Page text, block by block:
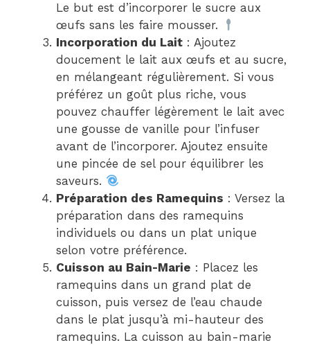
Le but est d’incorporer le sucre aux
œufs sans les faire mousser.
Incorporation du Lait : Ajoutez
doucement le lait aux œufs et au sucre,
en mélangeant régulièrement. Si vous
préférez un goût plus riche, vous
pouvez chauffer légèrement le lait avec
une gousse de vanille pour l’infuser
avant de l’incorporer. Ajoutez ensuite
une pincée de sel pour équilibrer les
saveurs.
Préparation des Ramequins : Versez la
préparation dans des ramequins
individuels ou dans un plat unique
selon votre préférence.
Cuisson au Bain-Marie : Placez les
ramequins dans un grand plat de
cuisson, puis versez de l’eau chaude
dans le plat jusqu’à mi-hauteur des
ramequins. La cuisson au bain-marie